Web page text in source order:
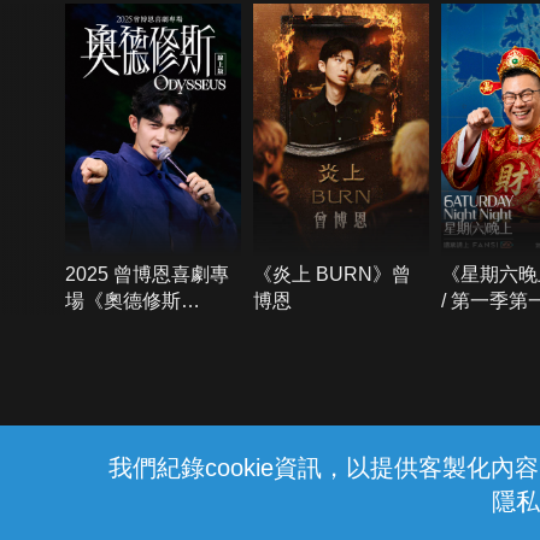
我們紀錄cookie資訊，以提供客製化內
隱
2025 曾博恩喜劇專
場《奧德修斯
《炎上 BURN》曾
博恩
《星期六
/ 第一季第